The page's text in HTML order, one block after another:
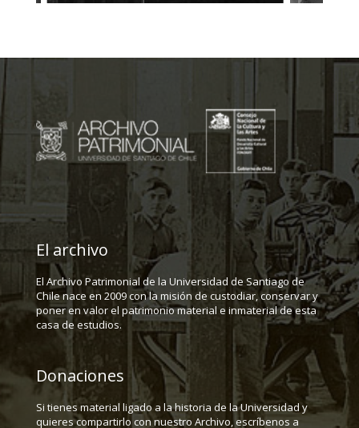
El archivo
El Archivo Patrimonial de la Universidad de Santiago de
Chile nace en 2009 con la misión de custodiar, conservar y
poner en valor el patrimonio material e inmaterial de esta
casa de estudios.
Donaciones
Si tienes material ligado a la historia de la Universidad y
quieres compartirlo con nuestro Archivo, escríbenos a